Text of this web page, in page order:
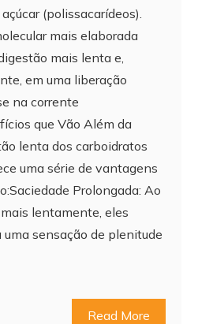
(polissacarídeos).
mais elaborada
mais lenta e,
em uma liberação
na corrente
que Vão Além da
lenta dos carboidratos
uma série de vantagens
Prolongada: Ao
lentamente, eles
sensação de plenitude
Read More